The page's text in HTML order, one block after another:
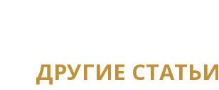
ДРУГИЕ СТАТЬИ